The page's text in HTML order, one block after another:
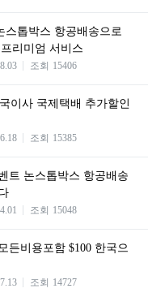
스톱박스 항공배송으로
리미엄 서비스
조회 15406
이사 국제택배 추가할인
조회 15385
트 논스톱박스 항공배송
조회 15048
든비용포함 $100 한국으
조회 14727